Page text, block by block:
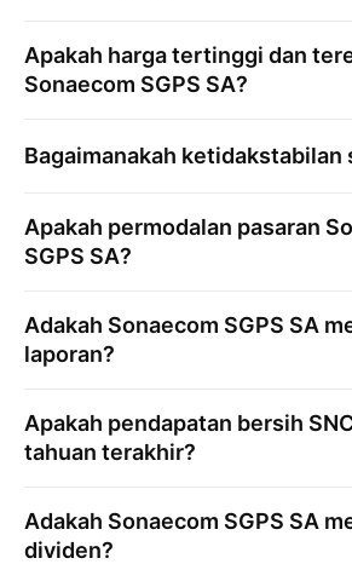
Apakah harga tertinggi dan
Sonaecom SGPS SA?
Bagaimanakah ketidakstabilan
Apakah permodalan pasaran
SGPS SA?
Adakah Sonaecom SGPS SA
laporan?
Apakah pendapatan bersih
tahuan terakhir?
Adakah Sonaecom SGPS SA
dividen?